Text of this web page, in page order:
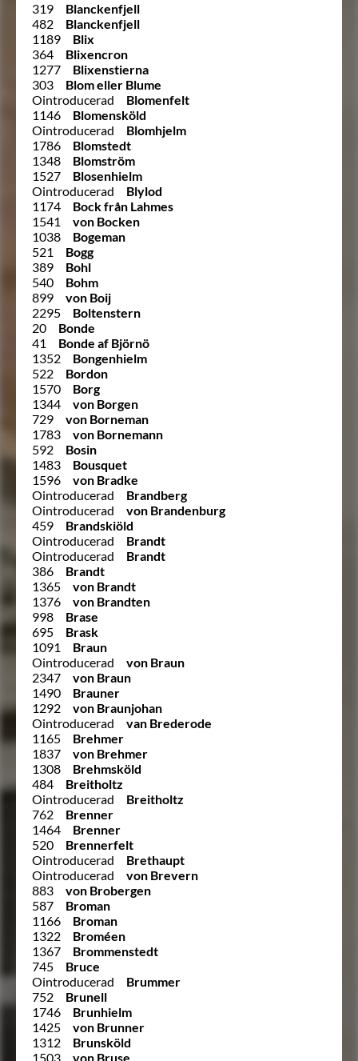
319
Blanckenfjell
482
Blanckenfjell
1189
Blix
364
Blixencron
1277
Blixenstierna
303
Blom eller Blume
Ointroducerad
Blomenfelt
1146
Blomensköld
Ointroducerad
Blomhjelm
1786
Blomstedt
1348
Blomström
1527
Blosenhielm
Ointroducerad
Blylod
1174
Bock från Lahmes
1541
von Bocken
1038
Bogeman
521
Bogg
389
Bohl
540
Bohm
899
von Boij
2295
Boltenstern
20
Bonde
41
Bonde af Björnö
1352
Bongenhielm
522
Bordon
1570
Borg
1344
von Borgen
729
von Borneman
1783
von Bornemann
592
Bosin
1483
Bousquet
1596
von Bradke
Ointroducerad
Brandberg
Ointroducerad
von Brandenburg
459
Brandskiöld
Ointroducerad
Brandt
Ointroducerad
Brandt
386
Brandt
1365
von Brandt
1376
von Brandten
998
Brase
695
Brask
1091
Braun
Ointroducerad
von Braun
2347
von Braun
1490
Brauner
1292
von Braunjohan
Ointroducerad
van Brederode
1165
Brehmer
1837
von Brehmer
1308
Brehmsköld
484
Breitholtz
Ointroducerad
Breitholtz
762
Brenner
1464
Brenner
520
Brennerfelt
Ointroducerad
Brethaupt
Ointroducerad
von Brevern
883
von Brobergen
587
Broman
1166
Broman
1322
Broméen
1367
Brommenstedt
745
Bruce
Ointroducerad
Brummer
752
Brunell
1746
Brunhielm
1425
von Brunner
1312
Brunsköld
1503
von Bruse